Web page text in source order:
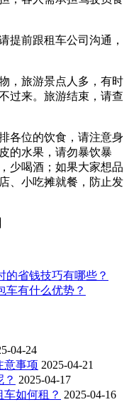
提前跟租车公司沟通，
，旅游景点人多，有时
过来。旅游结束，请查
各位的饮食，请注意身
的水果，请勿暴饮暴
少喝酒；如果大家想品
、小吃摊就餐，防止发
的省钱技巧有哪些？
车有什么优势？
04-24
意事项 2025-04-21
2025-04-17
如何租？ 2025-04-16